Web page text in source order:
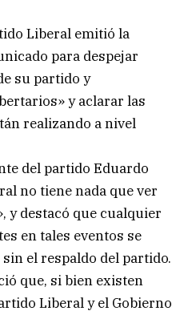
Liberal emitió la
para despejar
su partido y
y aclarar las
realizando a nivel
del partido Eduardo
no tiene nada que ver
y destacó que cualquier
en tales eventos se
el respaldo del partido.
que, si bien existen
Liberal y el Gobierno